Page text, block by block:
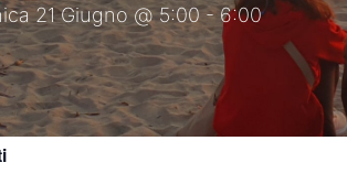
21 Giugno @ 5:00 - 6:00